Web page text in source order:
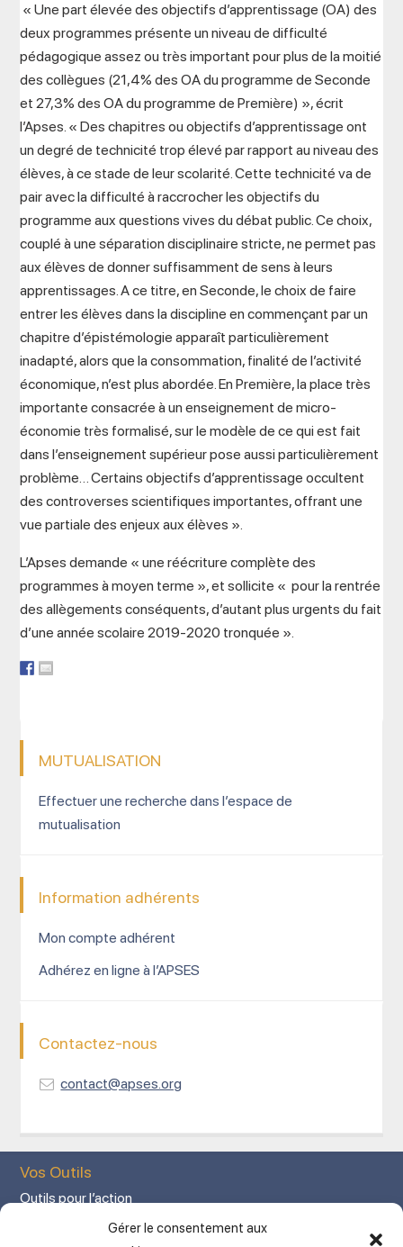
Gérer le consentement aux
« Une part élevée des objectifs d’apprentissage (OA) des
deux programmes présente un niveau de difficulté
pédagogique assez ou très important pour plus de la moitié
des collègues (21,4% des OA du programme de Seconde
et 27,3% des OA du programme de Première) », écrit
l’Apses. « Des chapitres ou objectifs d’apprentissage ont
un degré de technicité trop élevé par rapport au niveau des
élèves, à ce stade de leur scolarité. Cette technicité va de
pair avec la difficulté à raccrocher les objectifs du
programme aux questions vives du débat public. Ce choix,
couplé à une séparation disciplinaire stricte, ne permet pas
aux élèves de donner suffisamment de sens à leurs
apprentissages. A ce titre, en Seconde, le choix de faire
entrer les élèves dans la discipline en commençant par un
chapitre d’épistémologie apparaît particulièrement
inadapté, alors que la consommation, finalité de l’activité
économique, n’est plus abordée. En Première, la place très
importante consacrée à un enseignement de micro-
économie très formalisé, sur le modèle de ce qui est fait
dans l’enseignement supérieur pose aussi particulièrement
problème… Certains objectifs d’apprentissage occultent
des controverses scientifiques importantes, offrant une
vue partiale des enjeux aux élèves ».
L’Apses demande « une réécriture complète des
programmes à moyen terme », et sollicite « pour la rentrée
des allègements conséquents, d’autant plus urgents du fait
d’une année scolaire 2019-2020 tronquée ».
MUTUALISATION
Effectuer une recherche dans l’espace de
mutualisation
Information adhérents
Mon compte adhérent
Adhérez en ligne à l’APSES
Contactez-nous
contact@apses.org
Vos Outils
Outils pour l’action
Votre espace adhérent